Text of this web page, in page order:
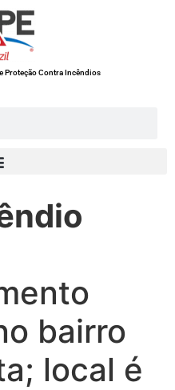
Proteção Contra Incêndios
bairro
local é